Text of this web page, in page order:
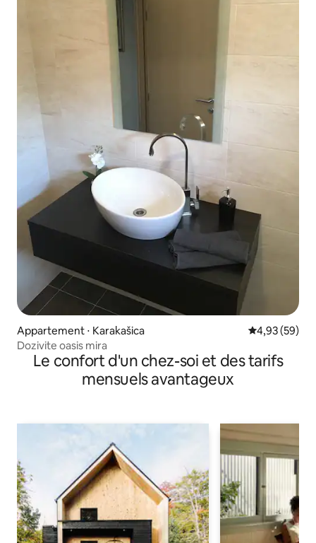
Appartement ⋅ Karakašica Évaluation
4,93 (59)
Dozivite oasis mira
Le confort d'un chez-soi et des tarifs
mensuels avantageux